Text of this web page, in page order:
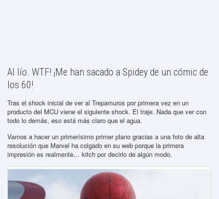
Al lío. WTF! ¡Me han sacado a Spidey de un cómic de
los 60!
Tras el shock inicial de ver al Trepamuros por primera vez en un
producto del MCU viene el siguiente shock. El traje. Nada que ver con
todo lo demás, eso está más claro que el agua.
Vamos a hacer un primerísimo primer plano gracias a una foto de alta
resolución que Marvel ha colgado en su web porque la primera
impresión es realmente… kitch por decirlo de algún modo.